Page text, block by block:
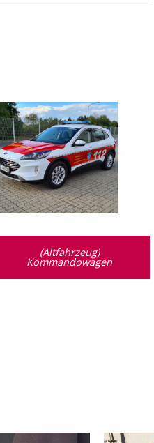
(Altfahrzeug)
Kommandowagen